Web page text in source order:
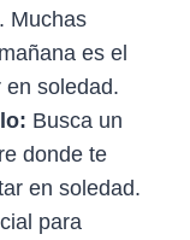
Muchas
es el
en soledad.
Busca un
donde te
en soledad.
para